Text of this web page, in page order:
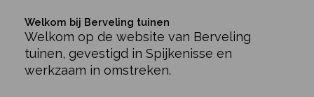
Welkom bij Berveling tuinen
Welkom op de website van Berveling
tuinen, gevestigd in Spijkenisse en
werkzaam in omstreken.